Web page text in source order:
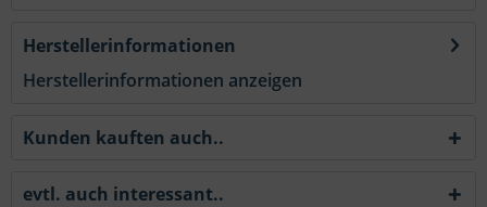
Herstellerinformationen
Herstellerinformationen anzeigen
Kunden kauften auch..
evtl. auch interessant..